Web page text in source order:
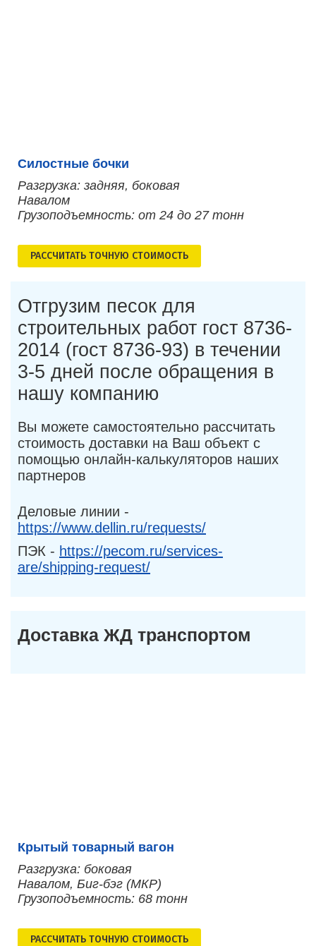
Силостные бочки
Разгрузка: задняя, боковая
Навалом
Грузоподъемность: от 24 до 27 тонн
РАСCЧИТАТЬ ТОЧНУЮ СТОИМОСТЬ
Отгрузим песок для
строительных работ гост 8736-
2014 (гост 8736-93) в течении
3-5 дней после обращения в
нашу компанию
Вы можете самостоятельно рассчитать
стоимость доставки на Ваш объект с
помощью онлайн-калькуляторов наших
партнеров
Деловые линии -
https://www.dellin.ru/requests/
ПЭК - https://pecom.ru/services-
are/shipping-request/
Доставка ЖД транспортом
Крытый товарный вагон
Разгрузка: боковая
Навалом, Биг-бэг (МКР)
Грузоподъемность: 68 тонн
РАСCЧИТАТЬ ТОЧНУЮ СТОИМОСТЬ